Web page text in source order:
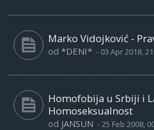
Marko Vidojković -
od *DENI* - 03 Apr 2018,
Homofobija u Srbiji i
Homoseksualnost
od JANSUN -25 Feb 2008,